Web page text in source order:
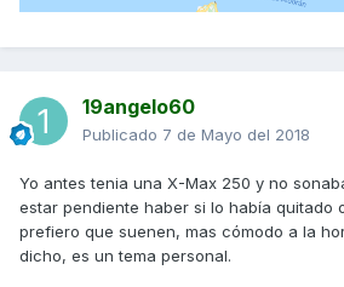
19angelo60
Publicado 7 de Mayo del 2018
Yo antes tenia una X-Max 250 y no
estar pendiente haber si lo había quitado
prefiero que suenen, mas cómodo a la
dicho, es un tema personal.